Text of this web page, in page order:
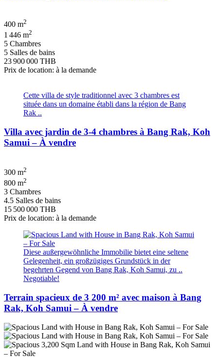
400 m2
1 446 m2
5 Chambres
5 Salles de bains
23 900 000 THB
Prix de location: à la demande
Cette villa de style traditionnel avec 3 chambres est
située dans un domaine établi dans la région de Bang
Rak ..
Villa avec jardin de 3-4 chambres à Bang Rak, Koh
Samui – À vendre
300 m2
800 m2
3 Chambres
4.5 Salles de bains
15 500 000 THB
Prix de location: à la demande
Diese außergewöhnliche Immobilie bietet eine seltene
Gelegenheit, ein großzügiges Grundstück in der
begehrten Gegend von Bang Rak, Koh Samui, zu ..
Negotiable!
Terrain spacieux de 3 200 m² avec maison à Bang
Rak, Koh Samui – À vendre